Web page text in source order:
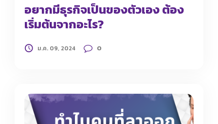
อยากมีธุรกิจเป็นของตัวเอง ต้อง
เริ่มต้นจากอะไร?
ม.ค. 09, 2024 0